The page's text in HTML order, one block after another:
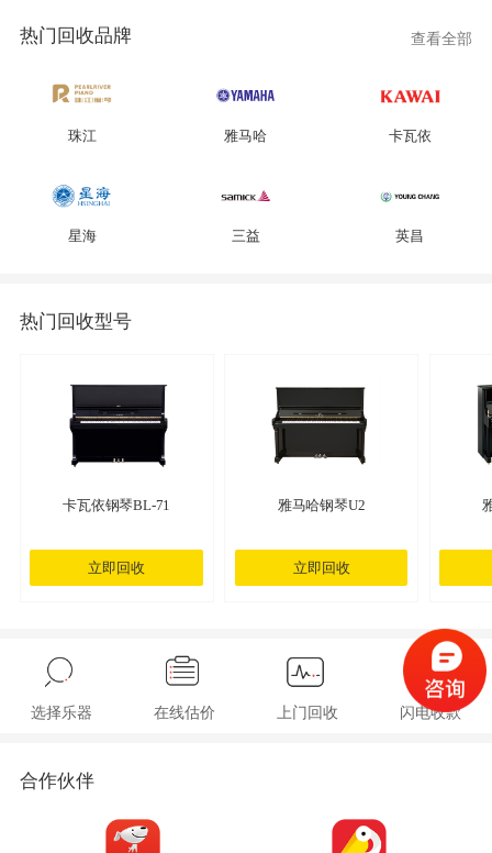
热门回收品牌 查看全部
珠江 雅马哈 卡瓦依
星海 三益 英昌
热门回收型号
卡瓦依钢琴BL-71
立即回收
雅马哈钢琴U2
立即回收
选择乐器 在线估价 上门回收 闪电收款
合作伙伴